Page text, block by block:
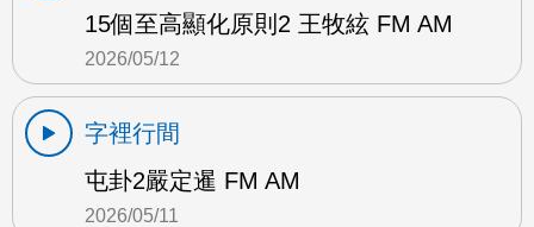
15個至高顯化原則2 王牧絃 FM AM
2026/05/12
字裡行間
屯卦2嚴定暹 FM AM
2026/05/11